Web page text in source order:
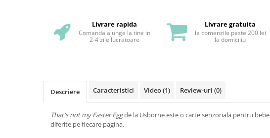
Livrare rapida
Comanda ajunge la tine in
2-4 zile lucratoare
Livrare gratuita
la comenzile peste 200 lei
la domiciliu
Descriere Caracteristici Video(1) Review-uri (0)
That's not my Easter Eggde la Usborne este o carte senzoriala pentru
diferite pe fiecare pagina.